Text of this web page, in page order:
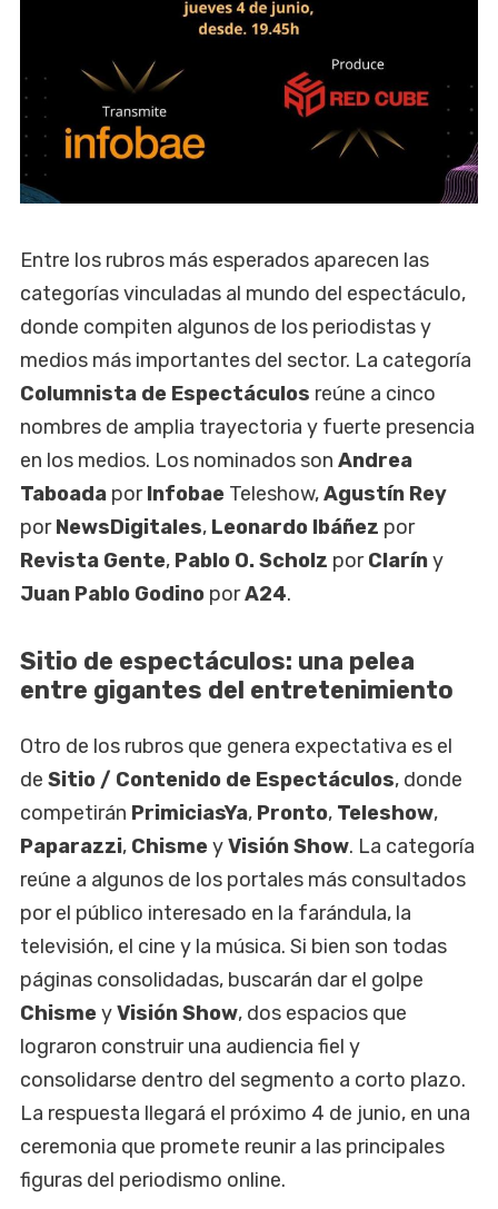
Entre los rubros más esperados aparecen las
categorías vinculadas al mundo del espectáculo,
donde compiten algunos de los periodistas y
medios más importantes del sector. La categoría
Columnista de Espectáculos reúne a cinco
nombres de amplia trayectoria y fuerte presencia
en los medios. Los nominados son Andrea
Taboada porInfobae Teleshow,Agustín Rey
porNewsDigitales, Leonardo Ibáñez por
Revista Gente, Pablo O. Scholz porClaríny
Juan Pablo Godino porA24.
Sitio de espectáculos: una pelea
entre gigantes del entretenimiento
Otro de los rubros que genera expectativa es el
de Sitio / Contenido de Espectáculos, donde
competirán PrimiciasYa, Pronto, Teleshow,
Paparazzi, Chisme yVisión Show. La categoría
reúne a algunos de los portales más consultados
por el público interesado en la farándula, la
televisión, el cine y la música. Si bien son todas
páginas consolidadas, buscarán dar el golpe
Chisme yVisión Show, dos espacios que
lograron construir una audiencia fiel y
consolidarse dentro del segmento a corto plazo.
La respuesta llegará el próximo 4 de junio, en una
ceremonia que promete reunir a las principales
figuras del periodismo online.